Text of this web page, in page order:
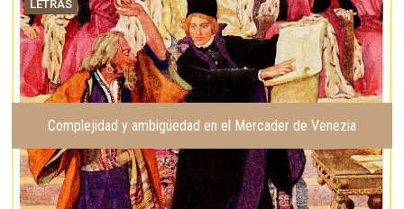
LETRAS
Complejidad y ambigüedad en el Mercader de Venezia